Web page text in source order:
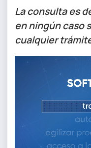
La consulta es
en ningún caso
cualquier